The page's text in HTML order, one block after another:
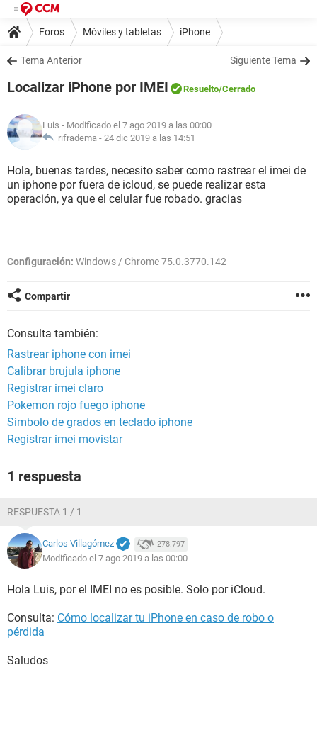
Foros Móviles y tabletas iPhone
Tema Anterior Siguiente Tema
Localizar iPhone por IMEI Resuelto/Cerrado
Luis - Modificado el 7 ago 2019 a las 00:00
rifradema - 24 dic 2019 a las 14:51
Hola, buenas tardes, necesito saber como rastrear el imei de
un iphone por fuera de icloud, se puede realizar esta
operación, ya que el celular fue robado. gracias
Configuración: Windows / Chrome 75.0.3770.142
Compartir
Consulta también:
Rastrear iphone con imei
Calibrar brujula iphone
Registrar imei claro
Pokemon rojo fuego iphone
Simbolo de grados en teclado iphone
Registrar imei movistar
1 respuesta
RESPUESTA 1 / 1
Carlos Villagómez 278.797
Modificado el 7 ago 2019 a las 00:00
Hola Luis, por el IMEI no es posible. Solo por iCloud.
Consulta: Cómo localizar tu iPhone en caso de robo o
pérdida
Saludos